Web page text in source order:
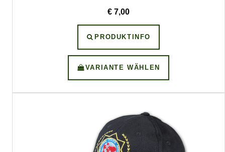
€ 7,00
PRODUKTINFO
VARIANTE WÄHLEN